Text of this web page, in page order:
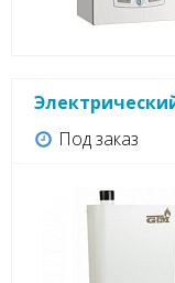
Под заказ